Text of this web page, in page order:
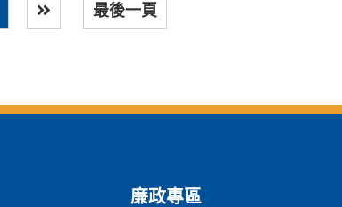
下一頁
最後一頁
廉政專區